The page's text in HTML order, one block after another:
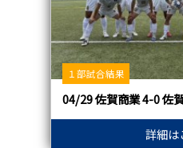
１部試合結果
04/29 佐賀商業 4-0 佐
詳細は